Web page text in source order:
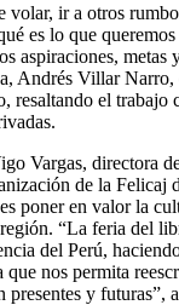
volar, ir a otros
es lo que
aspiraciones, metas
Andrés Villar
resaltando el trabajo
Vargas, directora
de la Felicaj
poner en valor la
“La feria del
del Perú,
que nos permita
presentes y futuras”,